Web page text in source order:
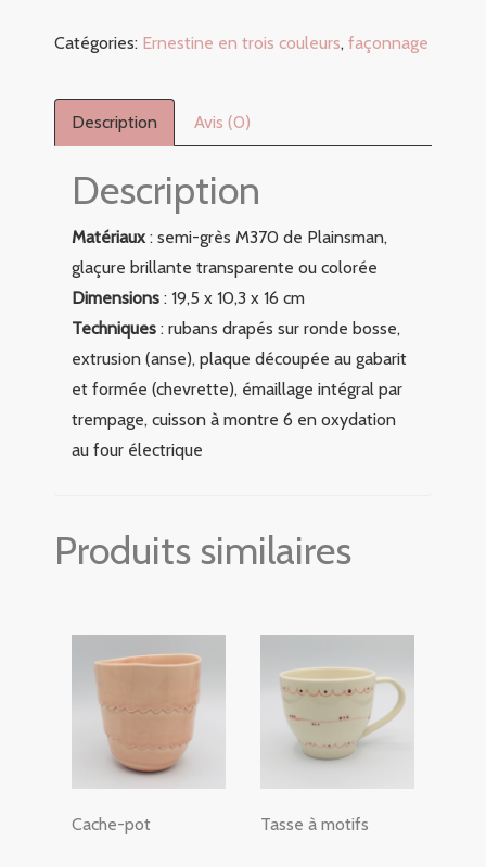
Catégories: Ernestine en trois couleurs, façonnage
Description Avis (0)
Description
Matériaux : semi-grès M370 de Plainsman,
glaçure brillante transparente ou colorée
Dimensions : 19,5 x 10,3 x 16 cm
Techniques : rubans drapés sur ronde bosse,
extrusion (anse), plaque découpée au gabarit
et formée (chevrette), émaillage intégral par
trempage, cuisson à montre 6 en oxydation
au four électrique
Produits similaires
Cache-pot Tasse à motifs